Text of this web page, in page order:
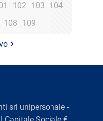
102 103
104
108 109
srl unipersonale -